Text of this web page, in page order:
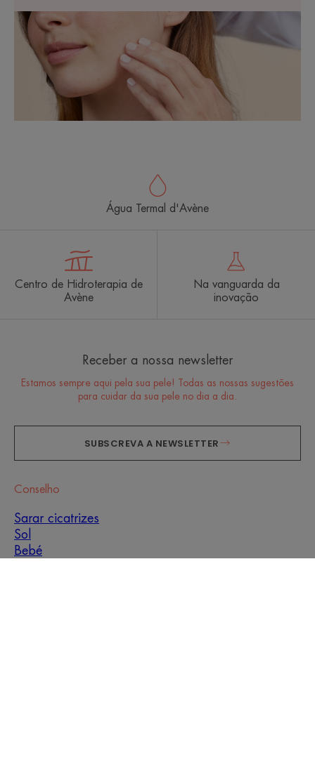
Água Termal d'Avène
Centro de Hidroterapia de
Avène
Na vanguarda da
inovação
Receber a nossa newsletter
Estamos sempre aqui pela sua pele! Todas as nossas sugestões
para cuidar da sua pele no dia a dia.
SUBSCREVA A NEWSLETTER
Conselho
Sarar cicatrizes
Sol
Bebé